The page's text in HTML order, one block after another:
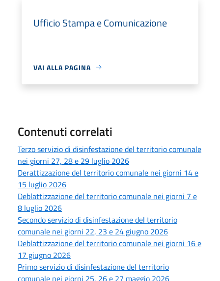
Ufficio Stampa e Comunicazione
VAI ALLA PAGINA
Contenuti correlati
Terzo servizio di disinfestazione del territorio comunale
nei giorni 27, 28 e 29 luglio 2026
Derattizzazione del territorio comunale nei giorni 14 e
15 luglio 2026
Deblattizzazione del territorio comunale nei giorni 7 e
8 luglio 2026
Secondo servizio di disinfestazione del territorio
comunale nei giorni 22, 23 e 24 giugno 2026
Deblattizzazione del territorio comunale nei giorni 16 e
17 giugno 2026
Primo servizio di disinfestazione del territorio
comunale nei giorni 25, 26 e 27 maggio 2026